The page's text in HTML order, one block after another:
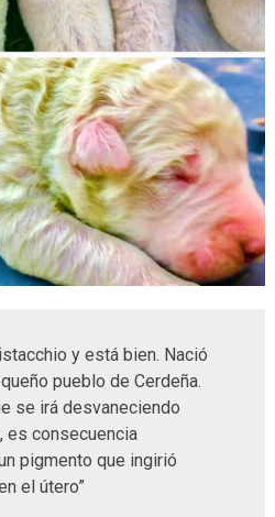
y está bien. Nació
pueblo de Cerdeña.
se irá desvaneciendo
es consecuencia
pigmento que ingirió
el útero”